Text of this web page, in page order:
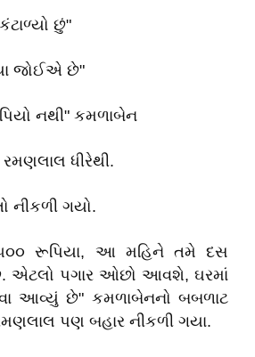
છું"
જોઈએ છે"
નથી" કમળાબેન
રમણલાલ ધીરેથી.
નીકળી ગયો.
૫૦૦ રૂપિયા, આ મહિને તમે દસ
છે. એટલો પગાર ઓછો આવશે, ઘરમાં
આવ્યું છે" કમળાબેનનો બબળાટ
પણ બહાર નીકળી ગયા.